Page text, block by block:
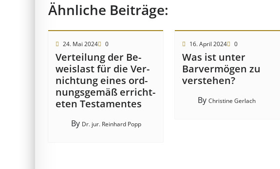
Ähnliche Beiträge:
24. Mai 2024 0
Ver­teil­ung der Be­
weis­last für die Ver­
nicht­ung eines ord­
nungs­ge­mäß er­richt­
et­en Test­ament­es
By Dr. jur. Reinhard Popp
16. April 2024 0
Was ist unter
Barvermögen zu
verstehen?
By Christine Gerlach